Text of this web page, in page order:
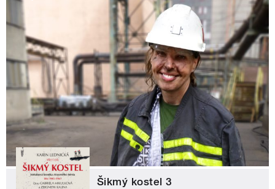
Šikmý kostel 3